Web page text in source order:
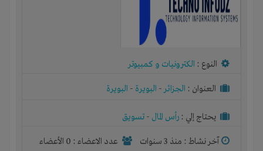
النوع : الكترونيات و كمبيوتر
العنوان : الجزائر- البويرة - البويرة
يحتاج إلي : رأس المال - تسويق
آخر نشاط : منذ 3 سنوات عدد الاعضاء : 0 الأعضاء